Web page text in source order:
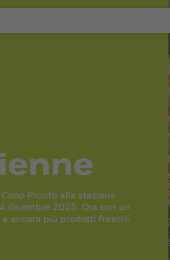
Pronto alla stazione
dicembre 2025. Ora con un
ancora più prodotti freschi.